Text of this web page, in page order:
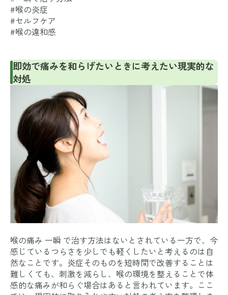
#喉の炎症
#セルフケア
#喉の違和感
即効で痛みを和らげたいときに考えたい現実的な
対処
喉の痛み 一瞬 で治す方法はないとされている一方で、今
感じているつらさを少しでも軽くしたいと考えるのは自
然なことです。炎症そのものを短時間で改善することは
難しくても、刺激を減らし、喉の環境を整えることで体
感的な痛みが和らぐ場合はあると言われています。ここ